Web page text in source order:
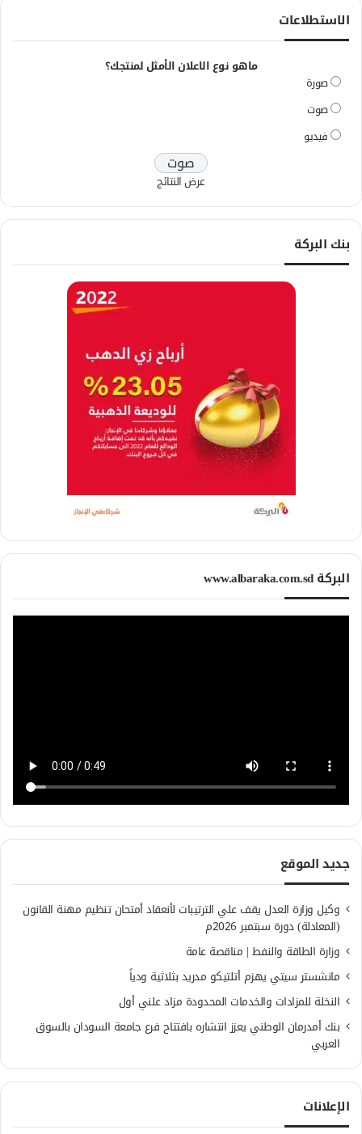
الاستطلاعات
ماهو نوع الاعلان الأمثل لمنتجك؟
صورة
صوت
فيديو
عرض النتائج
بنك البركة
البركة www.albaraka.com.sd
جديد الموقع
وكيل وزارة العدل يقف علي الترتيبات لأنعقاد أمتحان تنظيم مهنة القانون
(المعادلة) دورة سبتمبر 2026م
وزارة الطاقة والنفط | مناقصة عامة
مانشستر سيتي يهزم أتلتيكو مدريد بثلاثية ودياً
النخلة للمزادات والخدمات المحدودة مزاد علني أول
بنك أمدرمان الوطني يعزز انتشاره بافتتاح فرع جامعة السودان بالسوق
العربي
الإعلانات